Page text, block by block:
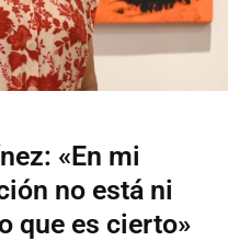
«En mi
no está ni
que es cierto»